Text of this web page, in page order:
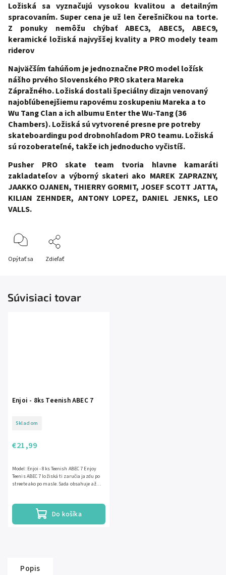
Ložiská sa vyznačujú vysokou kvalitou a detailným
spracovaním. Super cena je už len čerešničkou na torte.
Z ponuky nemôžu chýbať ABEC3, ABEC5, ABEC9,
keramické ložiská najvyššej kvality a PRO modely team
riderov
Najväčším ťahúňom je jednoznačne PRO model ložísk
nášho prvého Slovenského PRO skatera Mareka
Zápražného. Ložiská dostali špeciálny dizajn venovaný
najobľúbenejšiemu rapovému zoskupeniu Mareka a to
Wu Tang Clan a ich albumu Enter the Wu-Tang (36
Chambers).Ložiská sú vytvorené presne pre potreby
skateboardingu pod drobnohľadom PRO teamu. Ložiská
sú rozoberateľné, takže ich jednoducho vyčistíš.
Pusher PRO skate team tvoria hlavne kamaráti
zakladateľov a výborný skateri ako MAREK ZAPRAZNY,
JAAKKO OJANEN, THIERRY GORMIT, JOSEF SCOTT JATTA,
KILIAN ZEHNDER, ANTONY LOPEZ, DANIEL JENKS, LEO
VALLS.
Opýtať sa Zdieľať
Súvisiaci tovar
Enjoi - 8ks Teenish ABEC 7
Skladom
€21,99
Do košíka
Model: Enjoi - 8ks Teenish ABEC 7 Enjoy
Teenis ABEC 7 ložiská ti zaručia jazdu po
streete ako po masle. Sada obsahuje až
Popis